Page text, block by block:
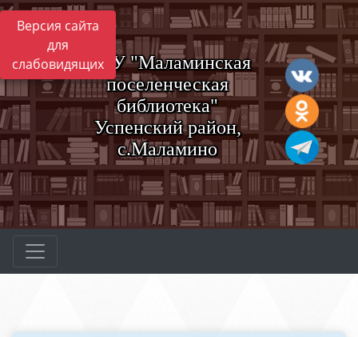
Версия сайта
для
слабовидящихМБУ "Маламинская
поселенческая
библиотека"
Успенский район,
с.Маламино